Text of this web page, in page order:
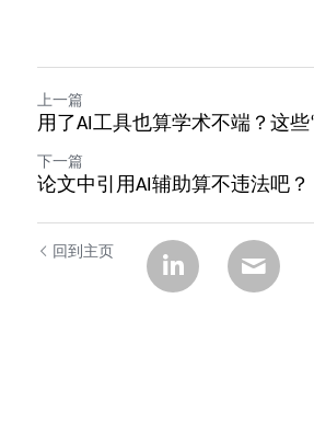
上一篇
用了AI工具也算学术不端？这些
下一篇
论文中引用AI辅助算不违法吧？
回到主页